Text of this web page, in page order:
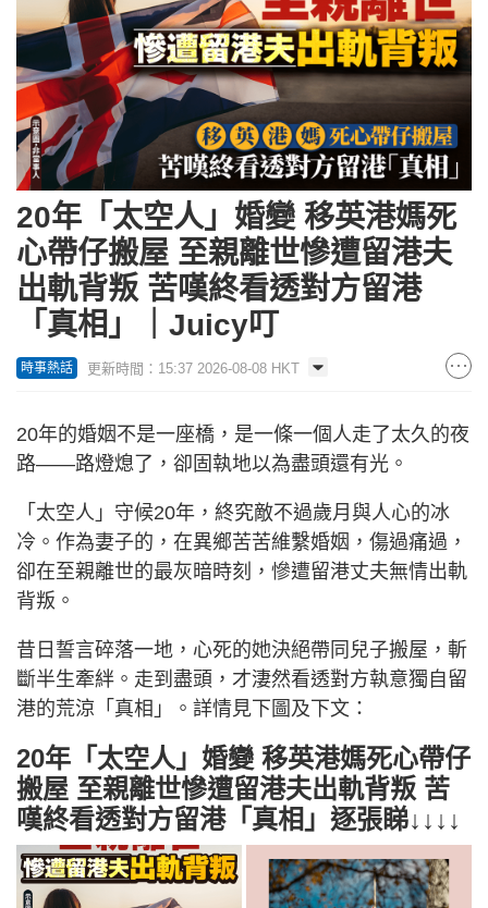
20年「太空人」婚變 移英港媽死
心帶仔搬屋 至親離世慘遭留港夫
出軌背叛 苦嘆終看透對方留港
「真相」｜Juicy叮
時事熱話 更新時間：15:37 2026-08-08 HKT
20年的婚姻不是一座橋，是一條一個人走了太久的夜
路——路燈熄了，卻固執地以為盡頭還有光。
「太空人」守候20年，終究敵不過歲月與人心的冰
冷。作為妻子的，在異鄉苦苦維繫婚姻，傷過痛過，
卻在至親離世的最灰暗時刻，慘遭留港丈夫無情出軌
背叛。
昔日誓言碎落一地，心死的她決絕帶同兒子搬屋，斬
斷半生牽絆。走到盡頭，才淒然看透對方執意獨自留
港的荒涼「真相」。詳情見下圖及下文：
20年「太空人」婚變 移英港媽死心帶仔
搬屋 至親離世慘遭留港夫出軌背叛 苦
嘆終看透對方留港「真相」逐張睇↓↓↓↓